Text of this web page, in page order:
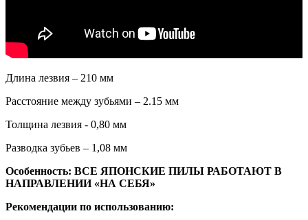
Длина лезвия – 210 мм
Расстояние между зубьями – 2.15 мм
Толщина лезвия - 0,80 мм
Разводка зубьев – 1,08 мм
Особенность: ВСЕ ЯПОНСКИЕ ПИЛЫ РАБОТАЮТ В
НАПРАВЛЕНИИ «НА СЕБЯ»
Рекомендации по использованию: